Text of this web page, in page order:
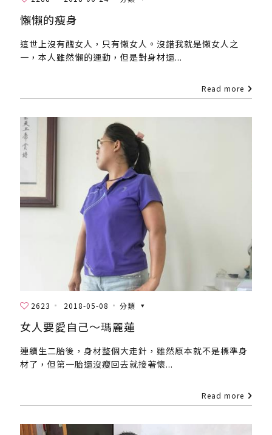
懶懶的瘦身
這世上沒有醜女人，只有懶女人。沒錯我就是懶女人之
一，本人雖然懶的運動，但是對身材還...
Read more
2623 2018-05-08 分類
女人要愛自己～瑪麗蓮
連續生二胎後，身材整個大走針，雖然原本就不是標準身
材了，但第一胎還沒瘦回去就接著懷...
Read more